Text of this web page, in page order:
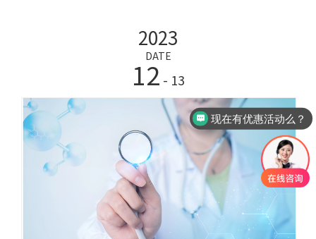
信息，如心率、血压、血糖、睡眠质量等。2. 数据处理和分
析：对采集的健康数据进行处理和分析，识别异常情况和风
险因素，生成健康报告和预警信息。3. 个性化健康管理服
务：根据个人的健康状
2023
DATE
12 - 13
现在有优惠活动么？